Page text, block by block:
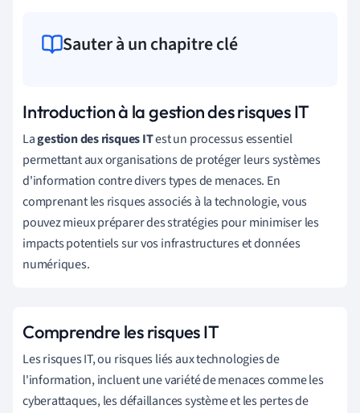
Sauter à un chapitre clé
Introduction à la gestion des risques IT
Lagestion des risques ITest un processus essentiel
permettant aux organisations de protéger leurs systèmes
d'information contre divers types de menaces. En
comprenant les risques associés à la technologie, vous
pouvez mieux préparer des stratégies pour minimiser les
impacts potentiels sur vos infrastructures et données
numériques.
Comprendre les risques IT
Les risques IT, ou risques liés aux technologies de
l'information, incluent une variété de menaces comme les
cyberattaques, les défaillances système et les pertes de